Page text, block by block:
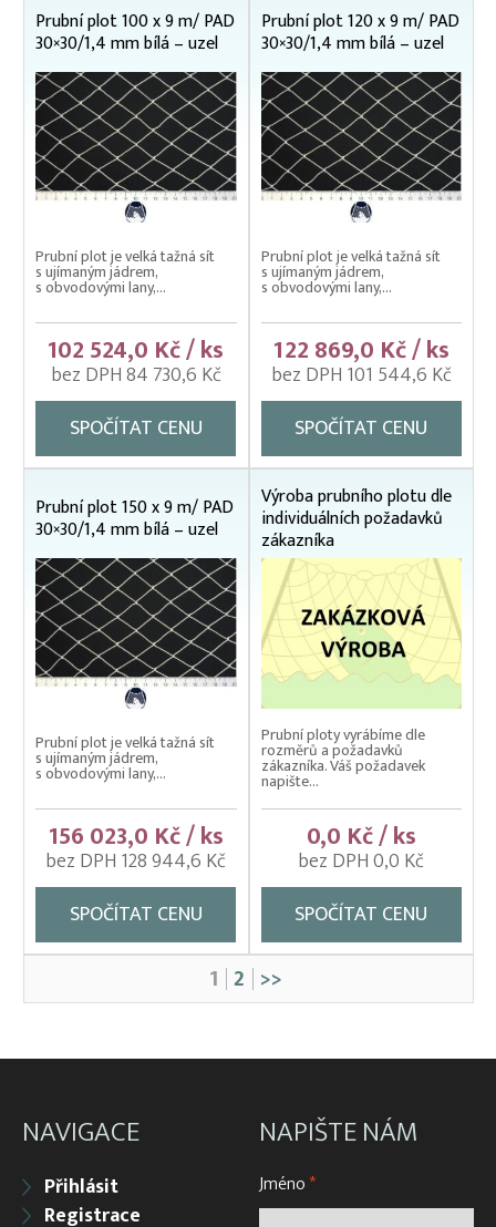
Prubní plot 100 x 9 m/ PAD
30×30/1,4 mm bílá – uzel
Prubní plot je velká tažná sít
s ujímaným jádrem,
s obvodovými lany,...
102 524,0 Kč / ks
bez DPH 84 730,6 Kč
SPOČÍTAT CENU
Prubní plot 120 x 9 m/ PAD
30×30/1,4 mm bílá – uzel
Prubní plot je velká tažná sít
s ujímaným jádrem,
s obvodovými lany,...
122 869,0 Kč / ks
bez DPH 101 544,6 Kč
SPOČÍTAT CENU
Prubní plot 150 x 9 m/ PAD
30×30/1,4 mm bílá – uzel
Prubní plot je velká tažná sít
s ujímaným jádrem,
s obvodovými lany,...
156 023,0 Kč / ks
bez DPH 128 944,6 Kč
SPOČÍTAT CENU
Výroba prubního plotu dle
individuálních požadavků
zákazníka
Prubní ploty vyrábíme dle
rozměrů a požadavků
zákazníka. Váš požadavek
napište...
0,0 Kč / ks
bez DPH 0,0 Kč
SPOČÍTAT CENU
1 2 >>
NAVIGACE
Přihlásit
Registrace
NAPIŠTE NÁM
Jméno*